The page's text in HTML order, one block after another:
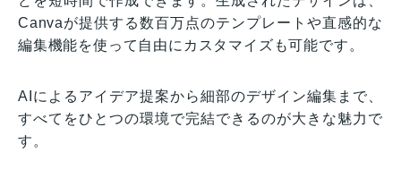
Canvaが提供する数百万点のテンプレートや直感的な
編集機能を使って自由にカスタマイズも可能です。
AIによるアイデア提案から細部のデザイン編集まで、
すべてをひとつの環境で完結できるのが大きな魅力で
す。